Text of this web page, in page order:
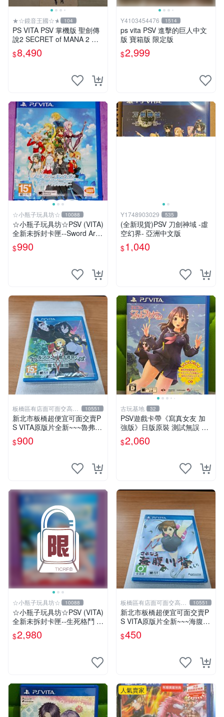
★☆鏡音王國☆★ 104
PS VITA PSV 掌機版 聖劍傳
說2 SECRET of MANA 2 瑪
娜傳奇 純日版 限定版 收藏家
版 典藏版
$8,490
Y4103454476 1514
ps vita PSV 進擊的巨人中文
版 寶箱版 限定版
$2,999
☆小瓶子玩具坊☆ 10088
☆小瓶子玩具坊☆PSV (VITA)
全新未拆封卡匣--Sword Art
Online 刀劍神域 虛空斷章
(亞日版)
$990
Y1748903029 535
(全新現貨)PSV 刀劍神域 -虛
空幻界- 亞洲中文版
$1,040
板橋區有店面可面交高價
回收電玩
10551
新北市板橋超便宜可面交賣P
S VITA原版片全新~~~魯弗蘭
的地下迷宮與魔女的旅團~~~
便宜賣
$900
古玩基地 32
PSV遊戲卡帶《寫真女友 加
強版》日版原裝 測試無誤 成
色如圖 售後不退 寫真女友 P
SV 日版 訊息卡
$2,060
☆小瓶子玩具坊☆ 10088
☆小瓶子玩具坊☆PSV (VITA)
全新未拆封卡匣--生死格鬥 沙
灘排球3 維納斯 典藏版 (中文
版)
$2,980
板橋區有店面可面交高價
回收電玩
10551
新北市板橋超便宜可面交賣P
S VITA原版片全新~~~海腹川
背~~~便宜賣
$450
人氣賣家